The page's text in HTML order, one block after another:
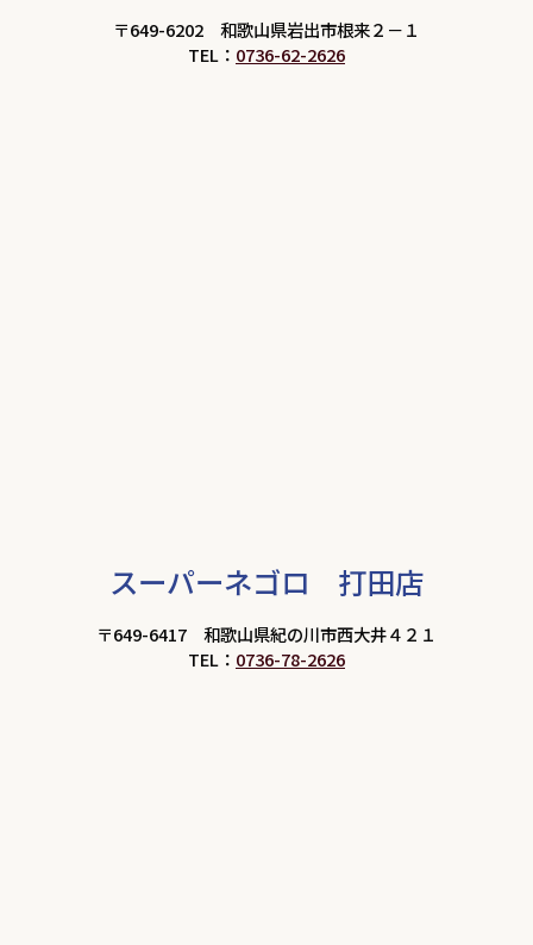
〒649-6202 和歌山県岩出市根来２－１
TEL： 0736-62-2626
スーパーネゴロ 打田店
〒649-6417 和歌山県紀の川市西大井４２１
TEL： 0736-78-2626